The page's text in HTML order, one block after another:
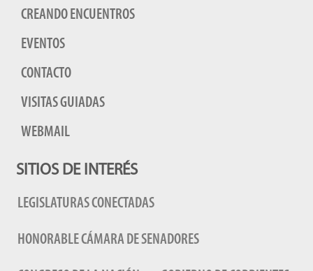
CREANDO ENCUENTROS
EVENTOS
CONTACTO
VISITAS GUIADAS
WEBMAIL
SITIOS DE INTERÉS
LEGISLATURAS CONECTADAS
HONORABLE CÁMARA DE SENADORES